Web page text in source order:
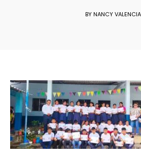
BY NANCY VALENCIA